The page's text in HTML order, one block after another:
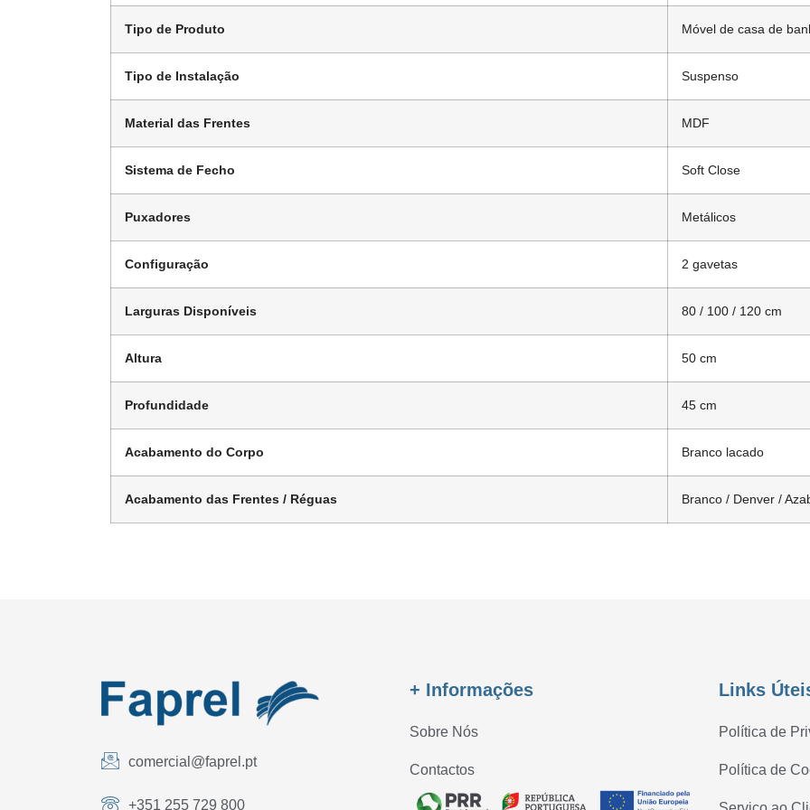
Tipo de Produto Móvel de casa de
Tipo de Instalação Suspenso
Material das Frentes MDF
Sistema de Fecho Soft Close
Puxadores Metálicos
Configuração 2 gavetas
Larguras Disponíveis 80 / 100 / 120 cm
Altura 50 cm
Profundidade 45 cm
Acabamento do Corpo Branco lacado
Acabamento das Frentes / Réguas Branco / Denver /
comercial@faprel.pt
+351 255 729 800
+ Informações
Sobre Nós
Contactos
Links
Política de
Política de